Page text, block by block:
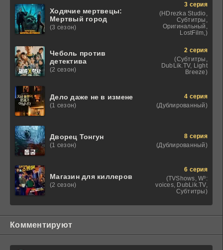
Ходячие мертвецы:
Мертвый город
(3 сезон)
3 серия
(HDrezka Studio,
Субтитры,
Оригинальный,
LostFilm,)
Чеболь против
детектива
(2 сезон)
2 серия
(Субтитры,
DubLik.TV, Light
Breeze)
Дело даже не в измене
(1 сезон)
4 серия
(Дублированный)
Дворец Тонгун
(1 сезон)
8 серия
(Дублированный)
Магазин для киллеров
(2 сезон)
6 серия
(TVShows, W³:
voices, DubLik.TV,
Субтитры)
Комментируют